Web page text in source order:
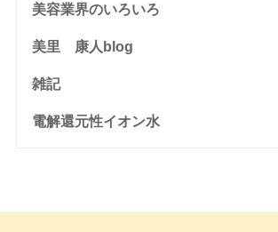
美容業界のいろいろ
美里 康人blog
雑記
電解還元性イオン水